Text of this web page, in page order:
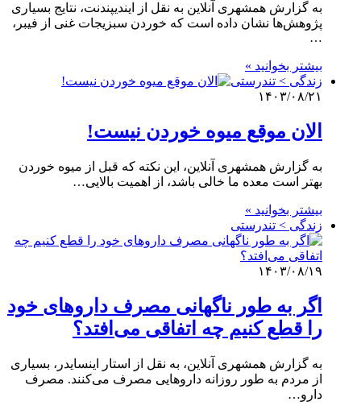
به گزارش همشهری آنلاین به نقل از ایندیپندنت، نتایج بسیاری
پژوهش‌ها نشان داده‌ است که خوردن سبزیجات غنی از فیبر،
…
بیشتر بخوانید »
زندگی > تندرستی
۱۴۰۳/۰۸/۲۱
الان موقع میوه خوردن نیست!
به گزارش همشهری آنلاین، این نکته که قبل از میوه خوردن
بهتر است معده ما خالی باشد، از اهمیت بالایی…
بیشتر بخوانید »
زندگی > تندرستی
۱۴۰۳/۰۸/۱۹
اگر به طور ناگهانی مصرف داروهای خود
را قطع کنیم چه اتفاقی می‌افتد؟
به گزارش همشهری آنلاین، به نقل از استار اینسایدر، بسیاری
از مردم به طور روزانه داروهایی مصرف می‌کنند. مصرف
دارو…